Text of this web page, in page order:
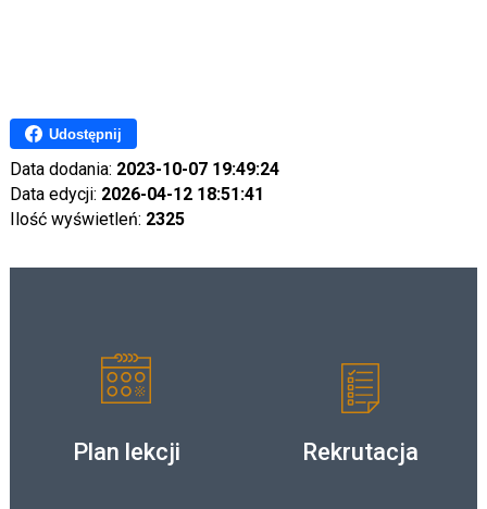
Udostępnij
Data dodania: 2023-10-07 19:49:24
Data edycji: 2026-04-12 18:51:41
Ilość wyświetleń: 2325
Plan lekcji Rekrutacja